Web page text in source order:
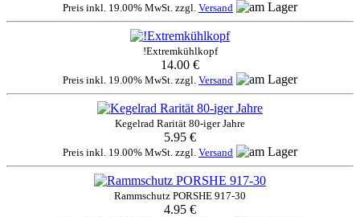
Preis inkl. 19.00% MwSt. zzgl. Versand
!Extremkühlkopf
14.00 €
Preis inkl. 19.00% MwSt. zzgl. Versand
Kegelrad Rarität 80-iger Jahre
5.95 €
Preis inkl. 19.00% MwSt. zzgl. Versand
Rammschutz PORSHE 917-30
4.95 €